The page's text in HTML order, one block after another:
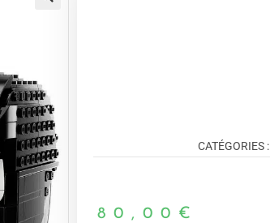
CATÉGORIES :
80,00 €